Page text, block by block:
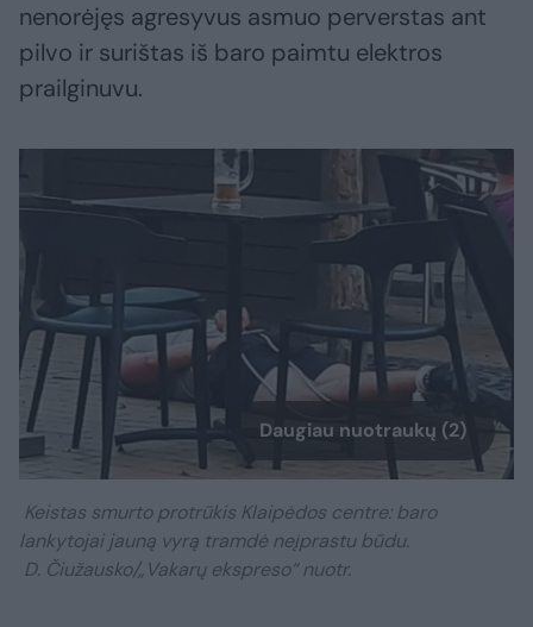
nenorėjęs agresyvus asmuo perverstas ant
pilvo ir surištas iš baro paimtu elektros
prailginuvu.
Daugiau nuotraukų (2)
Keistas smurto protrūkis Klaipėdos centre: baro
lankytojai jauną vyrą tramdė neįprastu būdu.
D. Čiužausko/„Vakarų ekspreso“ nuotr.